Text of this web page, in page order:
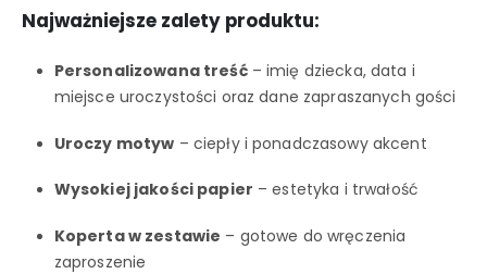
Najważniejsze zalety produktu:
Personalizowana treść– imię dziecka, data i
miejsce uroczystości oraz dane zapraszanych gości
Uroczy motyw – ciepły i ponadczasowy akcent
Wysokiej jakości papier – estetyka i trwałość
Koperta w zestawie – gotowe do wręczenia
zaproszenie